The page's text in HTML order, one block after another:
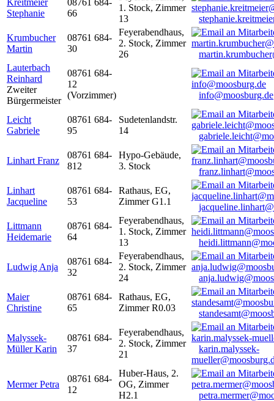
Kreitmeier
Stephanie
08761 684-
66
1. Stock, Zimmer
13
Krumbucher
Martin
08761 684-
30
Feyerabendhaus,
2. Stock, Zimmer
26
Lauterbach
Reinhard
Zweiter
Bürgermeister
08761 684-
12
(Vorzimmer)
info@moosburg.de
Leicht
Gabriele
08761 684-
95
Sudetenlandstr.
14
Linhart Franz
08761 684-
812
Hypo-Gebäude,
3. Stock
Linhart
Jacqueline
08761 684-
53
Rathaus, EG,
Zimmer G1.1
Littmann
Heidemarie
08761 684-
64
Feyerabendhaus,
1. Stock, Zimmer
13
Ludwig Anja
08761 684-
32
Feyerabendhaus,
2. Stock, Zimmer
24
Maier
Christine
08761 684-
65
Rathaus, EG,
Zimmer R0.03
Malyssek-
Müller Karin
08761 684-
37
Feyerabendhaus,
2. Stock, Zimmer
21
karin.malyssek-
Mermer Petra
08761 684-
12
Huber-Haus, 2.
OG, Zimmer
H2.1